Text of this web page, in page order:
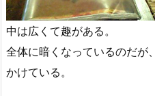
中は広くて趣がある。
全体に暗くなっているのだが
かけている。